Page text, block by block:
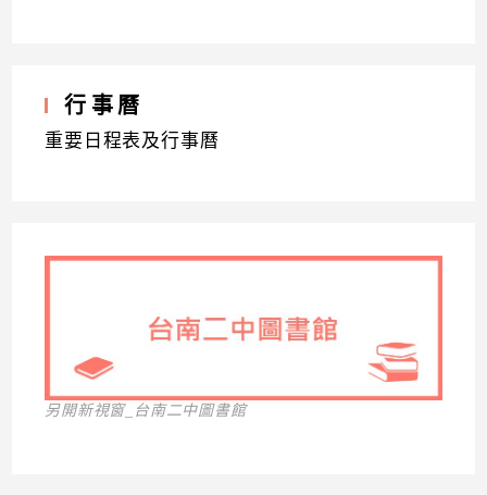
行事曆
重要日程表及行事曆
另開新視窗_台南二中圖書館